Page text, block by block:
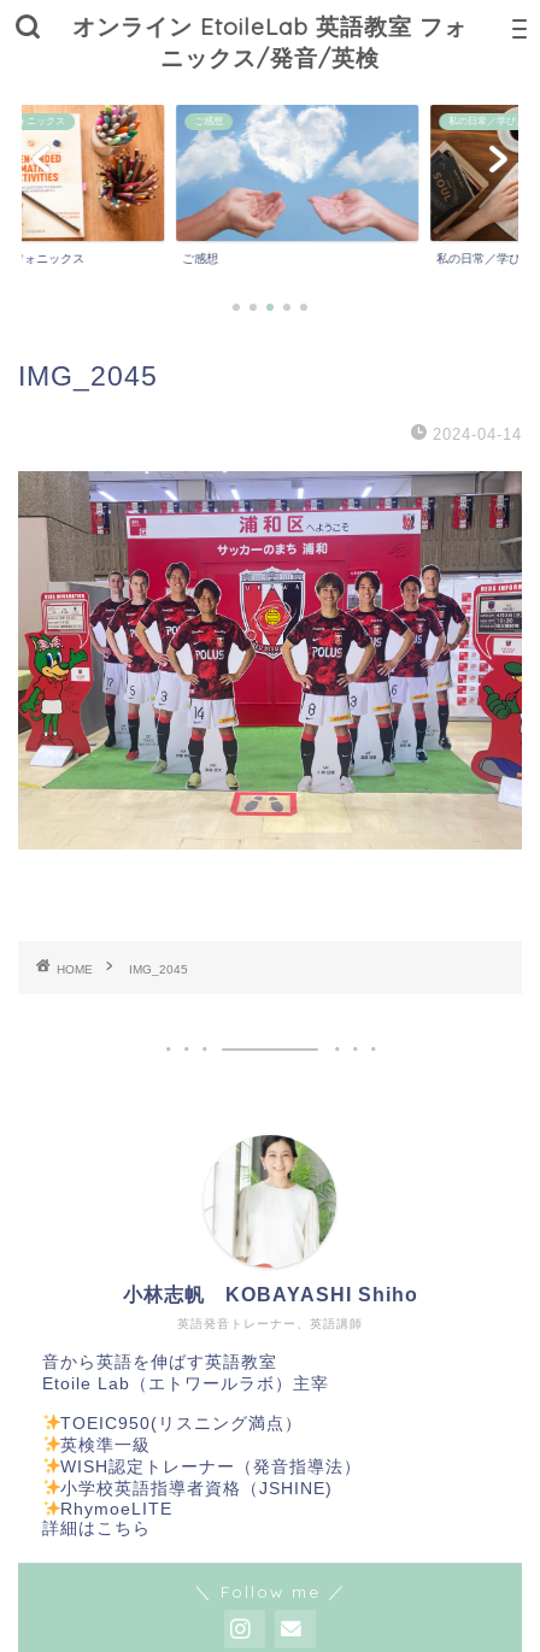
オンライン EtoileLab 英語教室 フォ
ニックス/発音/英検
ックス
ニックス
ご感想
ご感想
私の日常／学び／子育て
私の日常／学び／子育
IMG_2045
2024-04-14
HOME IMG_2045
英語発音トレーナー、英語講師
小林志帆 KOBAYASHI Shiho
音から英語を伸ばす英語教室
Etoile Lab（エトワールラボ）主宰
TOEIC950(リスニング満点）
英検準一級
WISH認定トレーナー（発音指導法）
小学校英語指導者資格（JSHINE)
RhymoeLITE
詳細は こちら
＼ Follow me ／